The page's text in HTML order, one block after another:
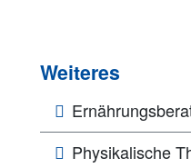
Weiteres
Physikalische